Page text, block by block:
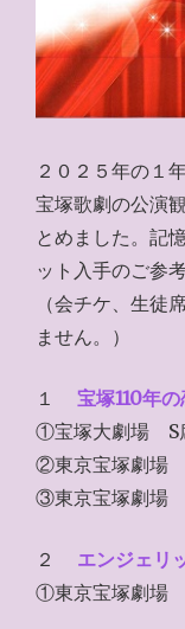
２０２５年の１
宝塚歌劇の公演
とめました。記
ット入手のご参
（会チケ、生徒
ません。）
１
宝塚110年
①宝塚大劇場 S
②東京宝塚劇場
③東京宝塚劇場
２
エンジェリ
①東京宝塚劇場